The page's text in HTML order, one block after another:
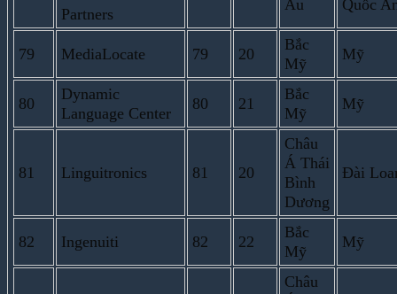
Partners
Âu
Quốc
79 MediaLocate 79 20
Bắc
Mỹ
Mỹ
80
Dynamic
Language Center
80 21
Bắc
Mỹ
Mỹ
81 Linguitronics 81 20
Châu
Á Thái
Bình
Dương
Đài
82 Ingenuiti 82 22
Bắc
Mỹ
Mỹ
Châu